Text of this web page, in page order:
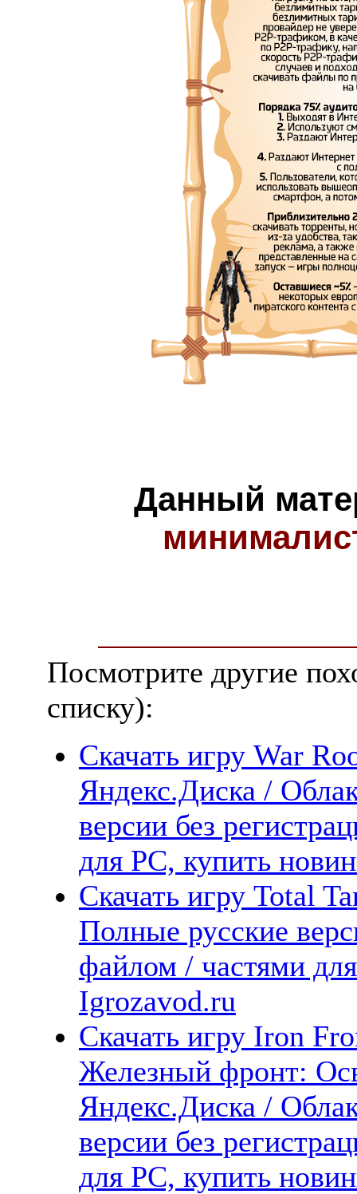
Данный
Посмотрите другие
списку):
Скачать игру War
Яндекс.Диска /
версии без
для PC, купить
Скачать игру Total
Полные русские
файлом / частями
Igrozavod.ru
Скачать игру Iron
Железный фронт:
Яндекс.Диска /
версии без
для PC, купить